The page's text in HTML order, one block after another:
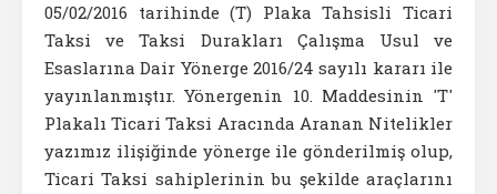
05/02/2016 tarihinde (T) Plaka Tahsisli Ticari
Taksi ve Taksi Durakları Çalışma Usul ve
Esaslarına Dair Yönerge 2016/24 sayılı kararı ile
yayınlanmıştır. Yönergenin 10. Maddesinin 'T'
Plakalı Ticari Taksi Aracında Aranan Nitelikler
yazımız ilişiğinde yönerge ile gönderilmiş olup,
Ticari Taksi sahiplerinin bu şekilde araçlarını